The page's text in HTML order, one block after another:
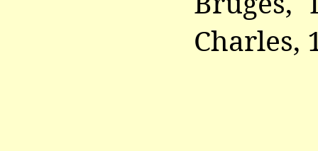
Charles,